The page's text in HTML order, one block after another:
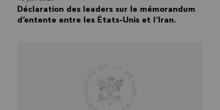
Déclaration des leaders sur le mémorandum
d’entente entre les États-Unis et l’Iran.